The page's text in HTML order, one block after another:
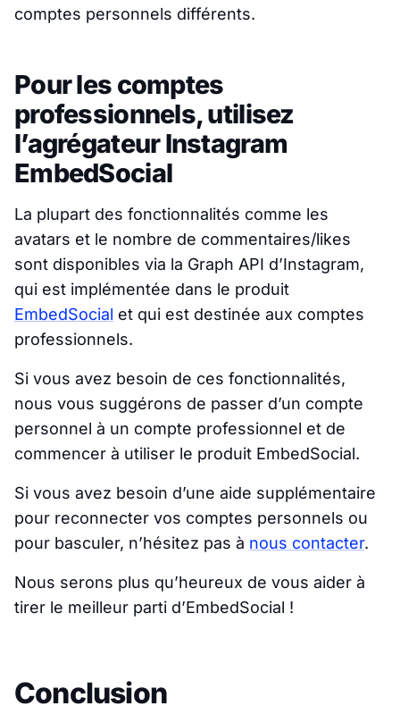
comptes personnels différents.
Pour les comptes
professionnels, utilisez
l’agrégateur Instagram
EmbedSocial
La plupart des fonctionnalités comme les
avatars et le nombre de commentaires/likes
sont disponibles via la Graph API d’Instagram,
qui est implémentée dans le produit
EmbedSocial et qui est destinée aux comptes
professionnels.
Si vous avez besoin de ces fonctionnalités,
nous vous suggérons de passer d’un compte
personnel à un compte professionnel et de
commencer à utiliser le produit EmbedSocial.
Si vous avez besoin d’une aide supplémentaire
pour reconnecter vos comptes personnels ou
pour basculer, n’hésitez pas à nous contacter.
Nous serons plus qu’heureux de vous aider à
tirer le meilleur parti d’EmbedSocial !
Conclusion